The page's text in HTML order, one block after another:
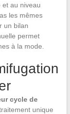
et au niveau
les mêmes
un bilan
permet
à la mode.
cycle de
unique